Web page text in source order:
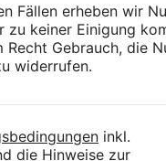
Fällen erheben wir
zu keiner Einigung
Recht Gebrauch, die
widerrufen.
inkl.
die Hinweise zur